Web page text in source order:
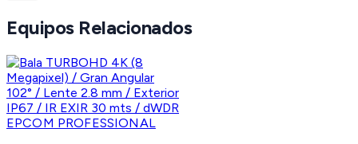
Equipos Relacionados
EPCOM PROFESSIONAL